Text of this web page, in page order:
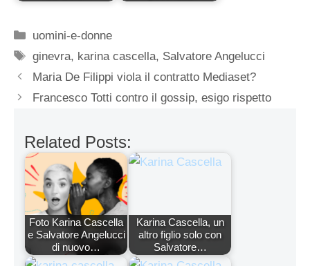
Categorie
uomini-e-donne
Tag
ginevra, karina cascella, Salvatore Angelucci
Maria De Filippi viola il contratto Mediaset?
Francesco Totti contro il gossip, esigo rispetto
Related Posts:
Foto Karina Cascella
e Salvatore Angelucci
di nuovo…
Karina Cascella, un
altro figlio solo con
Salvatore…